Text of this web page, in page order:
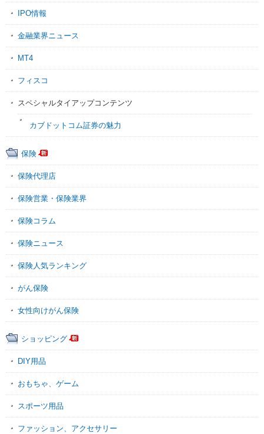
IPO情報
金融業界ニュース
MT4
フィスコ
スペシャルタイアップコンテンツ
カブドットコム証券の魅力
保険
保険代理店
保険営業・保険業界
保険コラム
保険ニュース
保険人気ランキング
がん保険
女性向けがん保険
ショッピング
DIY用品
おもちゃ、ゲーム
スポーツ用品
ファッション、アクセサリー